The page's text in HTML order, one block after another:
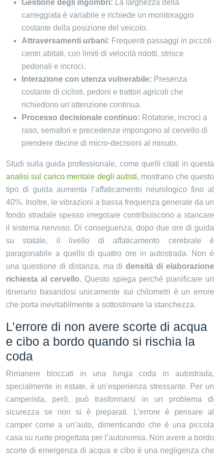
Gestione degli ingombri: La larghezza della
carreggiata è variabile e richiede un monitoraggio
costante della posizione del veicolo.
Attraversamenti urbani: Frequenti passaggi in piccoli
centri abitati, con limiti di velocità ridotti, strisce
pedonali e incroci.
Interazione con utenza vulnerabile: Presenza
costante di ciclisti, pedoni e trattori agricoli che
richiedono un’attenzione continua.
Processo decisionale continuo: Rotatorie, incroci a
raso, semafori e precedenze impongono al cervello di
prendere decine di micro-decisioni al minuto.
Studi sulla guida professionale, come quelli citati in questa
analisi sul carico mentale degli autisti, mostrano che questo
tipo di guida aumenta l’affaticamento neurologico fino al
40%. Inoltre, le vibrazioni a bassa frequenza generate da un
fondo stradale spesso irregolare contribuiscono a stancare
il sistema nervoso. Di conseguenza, dopo due ore di guida
su statale, il livello di affaticamento cerebrale è
paragonabile a quello di quattro ore in autostrada. Non è
una questione di distanza, ma didensità di elaborazione
richiesta al cervello. Questo spiega perché pianificare un
itinerario basandosi unicamente sui chilometri è un errore
che porta inevitabilmente a sottostimare la stanchezza.
L’errore di non avere scorte di acqua
e cibo a bordo quando si rischia la
coda
Rimanere bloccati in una lunga coda in autostrada,
specialmente in estate, è un’esperienza stressante. Per un
camperista, però, può trasformarsi in un problema di
sicurezza se non si è preparati. L’errore è pensare al
camper come a un’auto, dimenticando che è una piccola
casa su ruote progettata per l’autonomia. Non avere a bordo
scorte di emergenza di acqua e cibo è una negligenza che